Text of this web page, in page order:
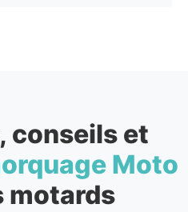
conseils et
Moto
motards